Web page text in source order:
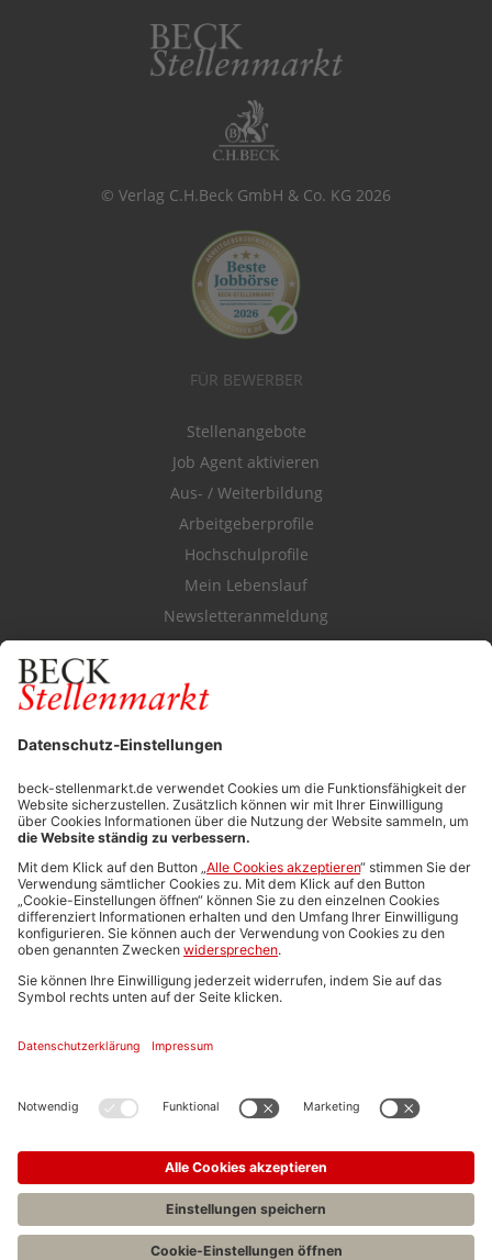
© Verlag C.H.Beck GmbH & Co. KG 2026
FÜR BEWERBER
Stellenangebote
Job Agent aktivieren
Aus- / Weiterbildung
Arbeitgeberprofile
Hochschulprofile
Mein Lebenslauf
Newsletteranmeldung
Durchsuchen Sie den Stellenkatalog
FÜR ARBEITGEBER
Stellenmarktpreise
Anzeigen-AGB
Media-Daten
Newsletteranmeldung
Produktübersicht
ALLGEMEIN
FAQs
Impressum
Stellenangebote C.H.BECK